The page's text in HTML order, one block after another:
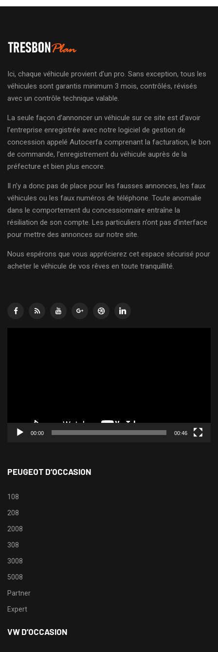
Ici, chaque véhicule provient d’un pro. Sans exception, tous les
véhicules sont garantis minimum 3 mois, contrôlés, révisés
avec un contrôle technique valable.
La seule façon d’annoncer un véhicule sur ce site est d’avoir
l’entreprise enregistrée avec notre logiciel de gestion de
concession appelé Autocerfa comprenant la facturation, le bon
de commande, l’enregistrement du véhicule auprès de la
préfecture et bien plus encore.
Il n’y a donc pas de place pour les fausses annonces, les faux
véhicules ou les faux numéros de téléphone. Toute anomalie
dans le comportement du concessionnaire entraîne la
résiliation de son compte. Les particuliers n’ont pas d’interface
pour mettre des annonces sur notre site.
Nous espérons que vous apprécierez cet espace sécurisé pour
acheter le véhicule de vos rêves en toute tranquillité.
00:00 00:46
PEUGEOT D’OCCASION
108
208
2008
308
3008
5008
Partner
Expert
VW D’OCCASION